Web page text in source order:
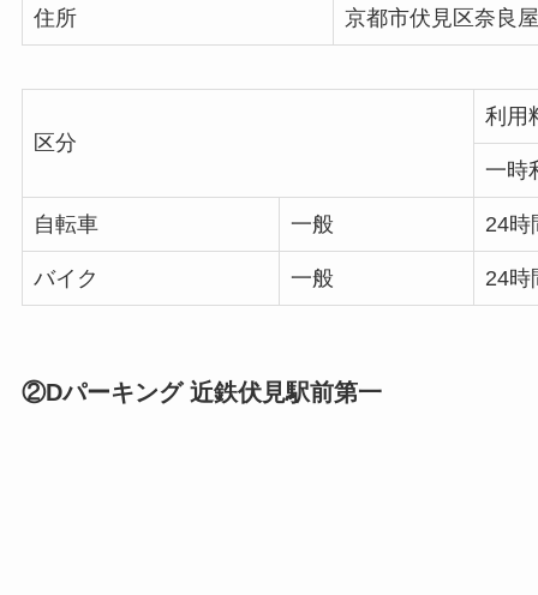
住所 京都市伏見区奈良
区分
利用
一時
自転車 一般 24時
バイク 一般 24時
②Dパーキング 近鉄伏見駅前第一